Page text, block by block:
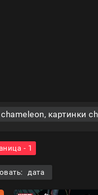
картинки
- 1
дата